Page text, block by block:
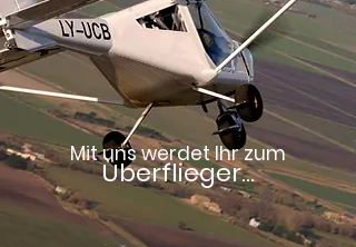
Mit uns werdet Ihr zum
Überflieger...